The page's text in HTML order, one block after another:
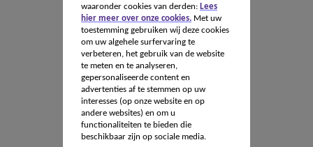
waaronder cookies van derden: Lees
hier meer over onze cookies.Met uw
toestemming gebruiken wij deze cookies
om uw algehele surfervaring te
verbeteren, het gebruik van de website
te meten en te analyseren,
gepersonaliseerde content en
advertenties af te stemmen op uw
interesses (op onze website en op
andere websites) en om u
functionaliteiten te bieden die
beschikbaar zijn op sociale media.